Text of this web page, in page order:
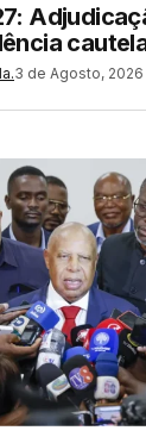
3 de Agosto, 2026